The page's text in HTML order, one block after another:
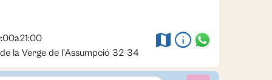
la Verge de l'Assumpció 32-34
map info